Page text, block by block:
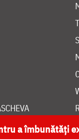
a îmbunătăți